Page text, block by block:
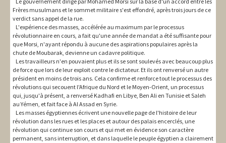
Frères musulmans et le sommet militaire s'est effondré, après trois jours de ce
verdict sans appel de la rue.
L'expérience des masses, accélérée au maximum par le processus
révolutionnaire en cours, a fait qu'une année de mandat a été suffisante pour
que Morsi, n'ayant répondu à aucune des aspirations populaires après la
chute de Moubarak, devienne un cadavre politique.
Les travailleurs n'en pouvaient plus et ils se sont soulevés avec beaucoup plus
de force que lors de leur exploit contre le dictateur. Et ils ont renversé un autre
président en moins de trois ans. Cela confirme et renforce tout le processus des
révolutions qui secouent l'Afrique du Nord et le Moyen-Orient, un processus
qui, jusqu'à présent, a renversé Kadhafi en Libye, Ben Ali en Tunisie et Saleh
au Yémen, et fait face à Al Assad en Syrie.
Les masses égyptiennes écrivent une nouvelle page de l'histoire de leur
révolution dans les rues et les places et autour des palais encerclés, une
révolution qui continue son cours et qui met en évidence son caractère
permanent, sans interruption, et dans laquelle le peuple égyptien a clairement